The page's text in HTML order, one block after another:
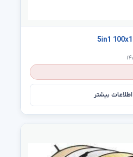
اطلاعات بیشتر